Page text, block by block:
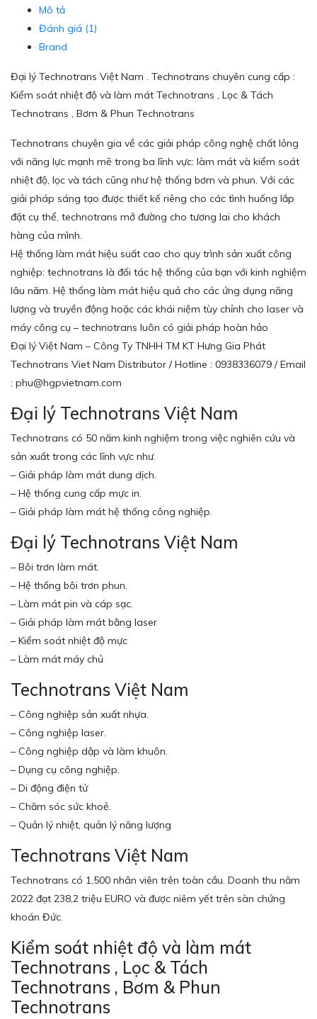
Mô tả
Đánh giá (1)
Brand
Đại lý Technotrans Việt Nam . Technotrans chuyên cung cấp :
Kiểm soát nhiệt độ và làm mát Technotrans , Lọc & Tách
Technotrans , Bơm & Phun Technotrans
Technotrans chuyên gia về các giải pháp công nghệ chất lỏng
với năng lực mạnh mẽ trong ba lĩnh vực: làm mát và kiểm soát
nhiệt độ, lọc và tách cũng như hệ thống bơm và phun. Với các
giải pháp sáng tạo được thiết kế riêng cho các tình huống lắp
đặt cụ thể, technotrans mở đường cho tương lai cho khách
hàng của mình.
Hệ thống làm mát hiệu suất cao cho quy trình sản xuất công
nghiệp: technotrans là đối tác hệ thống của bạn với kinh nghiệm
lâu năm. Hệ thống làm mát hiệu quả cho các ứng dụng năng
lượng và truyền động hoặc các khái niệm tùy chỉnh cho laser và
máy công cụ – technotrans luôn có giải pháp hoàn hảo
Đại lý Việt Nam – Công Ty TNHH TM KT Hưng Gia Phát
Technotrans Viet Nam Distributor / Hotline : 0938336079 / Email
: phu@hgpvietnam.com
Đại lý Technotrans Việt Nam
Technotrans có 50 năm kinh nghiệm trong việc nghiên cứu và
sản xuất trong các lĩnh vực như.
– Giải pháp làm mát dung dịch.
– Hệ thống cung cấp mực in.
– Giải pháp làm mát hệ thống công nghiệp.
Đại lý Technotrans Việt Nam
– Bôi trơn làm mát.
– Hệ thống bôi trơn phun.
– Làm mát pin và cáp sạc.
– Giải pháp làm mát bằng laser
– Kiểm soát nhiệt độ mực
– Làm mát máy chủ
Technotrans Việt Nam
– Công nghiệp sản xuất nhựa.
– Công nghiệp laser.
– Công nghiệp dập và làm khuôn.
– Dụng cụ công nghiệp.
– Di động điện tử
– Chăm sóc sức khoẻ.
– Quản lý nhiệt, quản lý năng lượng
Technotrans Việt Nam
Technotrans có 1,500 nhân viên trên toàn cầu. Doanh thu năm
2022 đạt 238,2 triệu EURO và được niêm yết trên sàn chứng
khoán Đức.
Kiểm soát nhiệt độ và làm mát
Technotrans , Lọc & Tách
Technotrans , Bơm & Phun
Technotrans